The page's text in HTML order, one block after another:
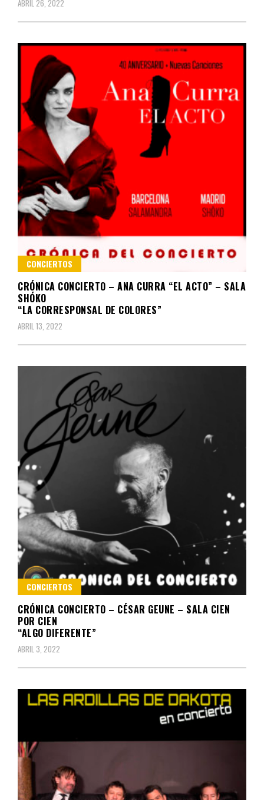
ABRIL 26, 2022
CONCIERTOS
CRÓNICA CONCIERTO – ANA CURRA “EL ACTO” – SALA
SHÓKO
“LA CORRESPONSAL DE COLORES”
ABRIL 13, 2022
CONCIERTOS
CRÓNICA CONCIERTO – CÉSAR GEUNE – SALA CIEN
POR CIEN
“ALGO DIFERENTE”
ABRIL 3, 2022